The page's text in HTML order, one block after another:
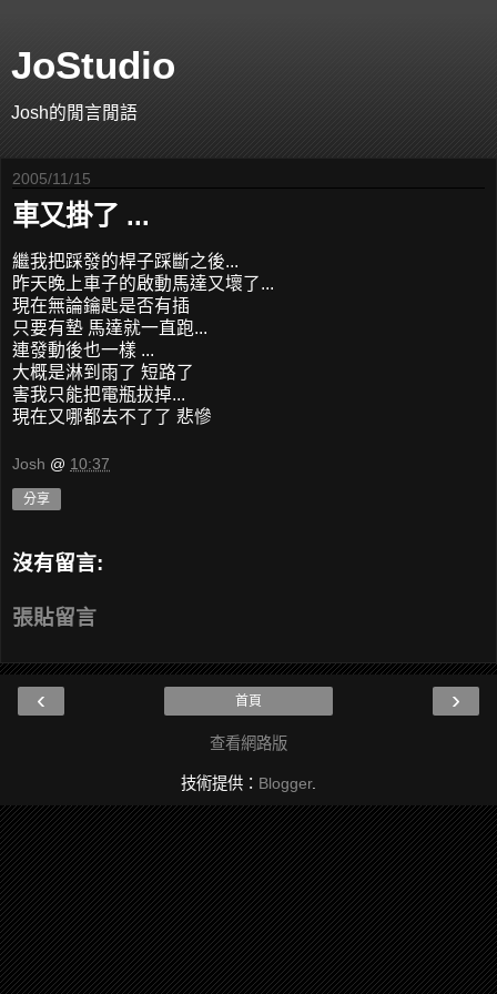
JoStudio
Josh的閒言閒語
2005/11/15
車又掛了 ...
繼我把踩發的桿子踩斷之後...
昨天晚上車子的啟動馬達又壞了...
現在無論鑰匙是否有插
只要有墊 馬達就一直跑...
連發動後也一樣 ...
大概是淋到雨了 短路了
害我只能把電瓶拔掉...
現在又哪都去不了了 悲慘
Josh @ 10:37
分享
沒有留言:
張貼留言
‹ ›
首頁
查看網路版
技術提供： Blogger.